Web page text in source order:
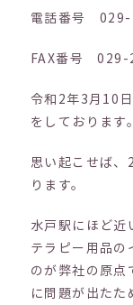
電話番号
FAX番号 029-
令和2年3月10
をしております。
思い起こせば
ります。
水戸駅にほど近
テラピー用品の
のが弊社の原点
に問題が出た